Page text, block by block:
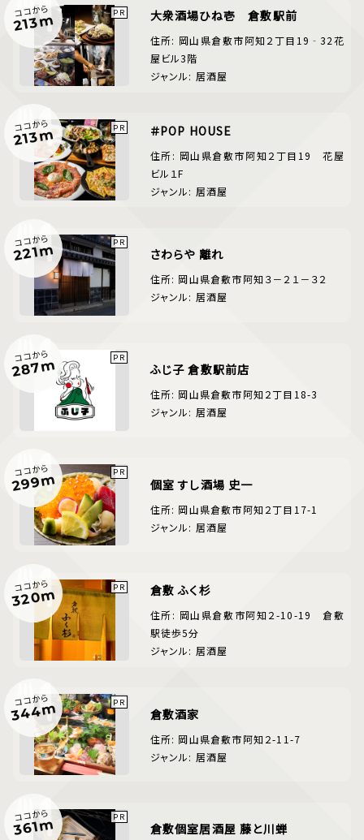
ココから
213m 大衆酒場ひね壱 倉敷駅前
住所: 岡山県倉敷市阿知２丁目19‐32花
屋ビル3階
ジャンル: 居酒屋
ココから
213m ＃POP HOUSE
住所: 岡山県倉敷市阿知２丁目19 花屋
ビル１F
ジャンル: 居酒屋
ココから
221m さわらや 離れ
住所: 岡山県倉敷市阿知３－２１－３２
ジャンル: 居酒屋
ココから
287m ふじ子 倉敷駅前店
住所: 岡山県倉敷市阿知２丁目18-3
ジャンル: 居酒屋
ココから
299m 個室 すし酒場 史一
住所: 岡山県倉敷市阿知２丁目17-1
ジャンル: 居酒屋
ココから
320m 倉敷 ふく杉
住所: 岡山県倉敷市阿知２-10-19 倉敷
駅徒歩5分
ジャンル: 居酒屋
ココから
344m 倉敷酒家
住所: 岡山県倉敷市阿知２-11-7
ジャンル: 居酒屋
ココから
361m 倉敷個室居酒屋 藤と川蝉